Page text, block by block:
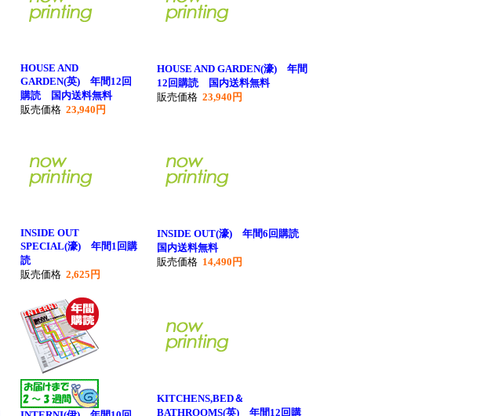
HOUSE AND
GARDEN(英) 年間12回
購読 国内送料無料
販売価格 23,940円
HOUSE AND GARDEN(濠) 年間
12回購読 国内送料無料
販売価格 23,940円
INSIDE OUT
SPECIAL(濠) 年間1回購
読
販売価格 2,625円
INSIDE OUT(濠) 年間6回購読
国内送料無料
販売価格 14,490円
KITCHENS,BED＆
BATHROOMS(英) 年間12回購